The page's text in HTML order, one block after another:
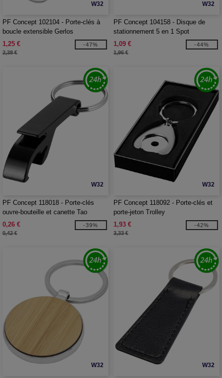
W32
PF Concept 102104 - Porte-clés à
boucle extensible Gerlos
1,25 €
2,38 €
-47%
W32
PF Concept 104158 - Disque de
stationnement 5 en 1 Spot
1,09 €
1,96 €
-44%
W32
PF Concept 118018 - Porte-clés
ouvre-bouteille et canette Tao
0,26 €
0,42 €
-39%
W32
PF Concept 118092 - Porte-clés et
porte-jeton Trolley
1,93 €
3,33 €
-42%
W32 W32